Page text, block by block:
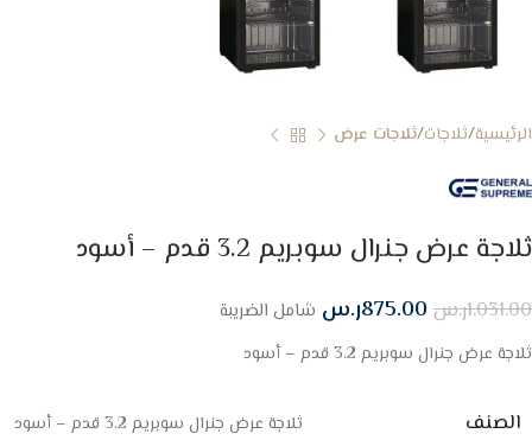
الرئيسية ثلاجات ثلاجات عرض
ثلاجة عرض جنرال سوبريم 3.2 قدم – أسود
1,031.00ر.س875.00ر.س شامل الضريبة
ثلاجة عرض جنرال سوبريم 3.2 قدم – أسود
الصنف ثلاجة عرض جنرال سوبريم 3.2 قدم – أسود